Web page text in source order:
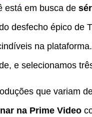
está em busca de
desfecho épico de
na
e selecionamos
que variam
na Prime Video